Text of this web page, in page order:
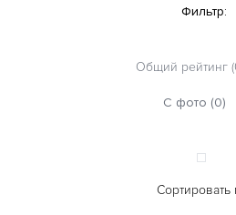
Фильтр:
Общий рейтинг
С фото (0)
Сортировать